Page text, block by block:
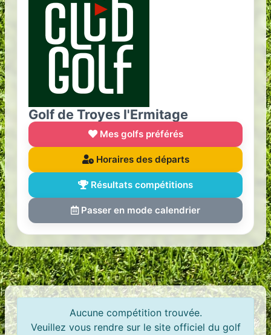
Golf de Troyes l'Ermitage
Mes golfs préférés
Horaires des départs
Résultats compétitions
Passer en mode calendrier
Aucune compétition trouvée.
Veuillez vous rendre sur le site officiel du golf